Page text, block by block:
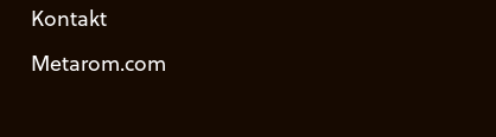
Kontakt
Metarom.com